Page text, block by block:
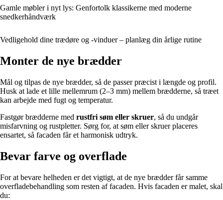
Gamle møbler i nyt lys: Genfortolk klassikerne med moderne
snedkerhåndværk
Vedligehold dine trædøre og -vinduer – planlæg din årlige rutine
Monter de nye brædder
Mål og tilpas de nye brædder, så de passer præcist i længde og profil.
Husk at lade et lille mellemrum (2–3 mm) mellem brædderne, så træet
kan arbejde med fugt og temperatur.
Fastgør brædderne med rustfri søm eller skruer, så du undgår
misfarvning og rustpletter. Sørg for, at søm eller skruer placeres
ensartet, så facaden får et harmonisk udtryk.
Bevar farve og overflade
For at bevare helheden er det vigtigt, at de nye brædder får samme
overfladebehandling som resten af facaden. Hvis facaden er malet, skal
du: